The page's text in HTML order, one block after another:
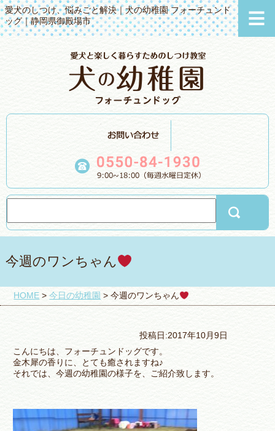
愛犬のしつけ、悩みごと解決｜犬の幼稚園 フォーチュンド
ッグ｜静岡県御殿場市
今週のワンちゃん
HOME >今日の幼稚園 >今週のワンちゃん
投稿日:2017年10月9日
こんにちは、フォーチュンドッグです。
金木犀の香りに、とても癒されますね♪
それでは、今週の幼稚園の様子を、ご紹介致します。